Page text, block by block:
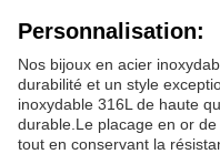
Personnalisation:
Nos bijoux en acier
durabilité et un style
inoxydable 316L de haute
durable.Le placage en or
tout en conservant la